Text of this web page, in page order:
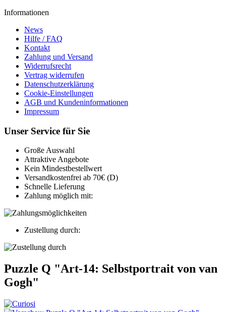
Informationen
News
Hilfe / FAQ
Kontakt
Zahlung und Versand
Widerrufsrecht
Vertrag widerrufen
Datenschutzerklärung
Cookie-Einstellungen
AGB und Kundeninformationen
Impressum
Unser Service für Sie
Große Auswahl
Attraktive Angebote
Kein Mindestbestellwert
Versandkostenfrei ab 70€ (D)
Schnelle Lieferung
Zahlung möglich mit:
Zustellung durch:
Puzzle Q "Art-14: Selbstportrait von van
Gogh"